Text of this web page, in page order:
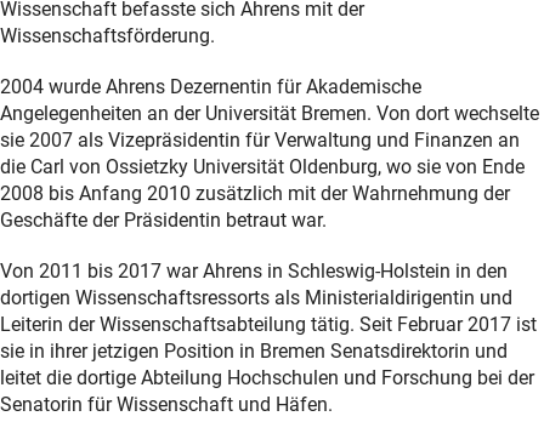
Wissenschaft befasste sich Ahrens mit der
Wissenschaftsförderung.
2004 wurde Ahrens Dezernentin für Akademische
Angelegenheiten an der Universität Bremen. Von dort wechselte
sie 2007 als Vizepräsidentin für Verwaltung und Finanzen an
die Carl von Ossietzky Universität Oldenburg, wo sie von Ende
2008 bis Anfang 2010 zusätzlich mit der Wahrnehmung der
Geschäfte der Präsidentin betraut war.
Von 2011 bis 2017 war Ahrens in Schleswig-Holstein in den
dortigen Wissenschaftsressorts als Ministerialdirigentin und
Leiterin der Wissenschaftsabteilung tätig. Seit Februar 2017 ist
sie in ihrer jetzigen Position in Bremen Senatsdirektorin und
leitet die dortige Abteilung Hochschulen und Forschung bei der
Senatorin für Wissenschaft und Häfen.